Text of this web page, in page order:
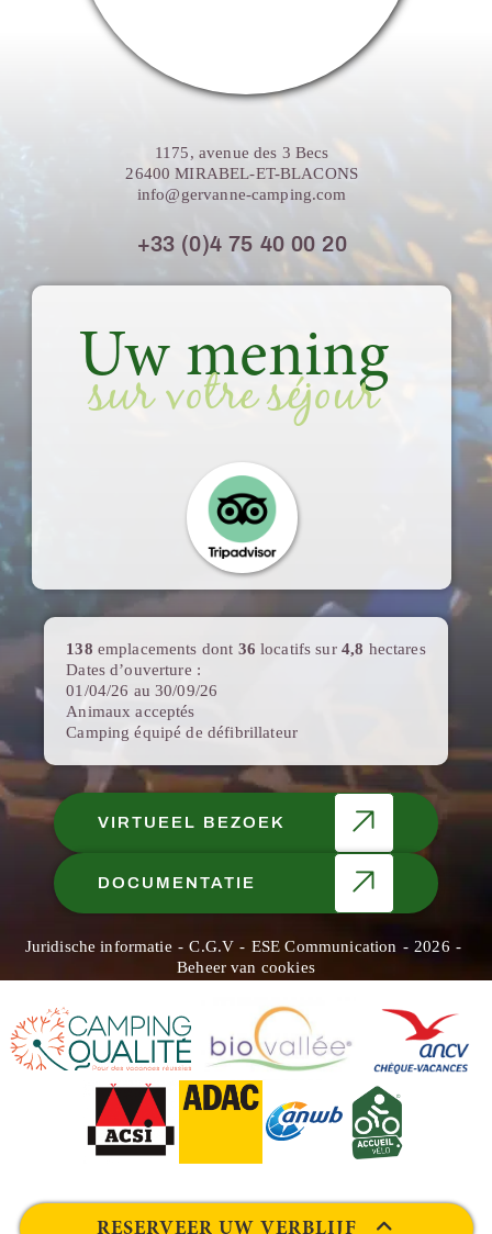
RESERVEER UW VERBLIJF
1175, avenue des 3 Becs
26400 MIRABEL-ET-BLACONS
info@gervanne-camping.com
+33 (0)4 75 40 00 20
Uw mening
sur votre séjour
138 emplacements dont 36 locatifs sur 4,8 hectares
Dates d’ouverture :
01/04/26 au 30/09/26
Animaux acceptés
Camping équipé de défibrillateur
VIRTUEEL BEZOEK
DOCUMENTATIE
Juridische informatie C.G.V ESE Communication
2026
Beheer van cookies